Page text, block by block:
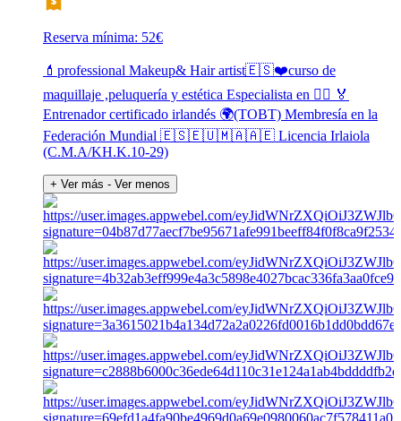
Reserva mínima: 52€
💄professional Makeup& Hair artist🇪🇸❤️curso de
maquillaje ,peluquería y estética Especialista en 👰‍♀️ 🏅
Entrenador certificado irlandés 🌍(TOBT) Membresía en la
Federación Mundial 🇪🇸🇪🇺🇲🇦🇦🇪 Licencia Irlaiola
(C.M.A/KH.K.10-29)
+ Ver más - Ver menos